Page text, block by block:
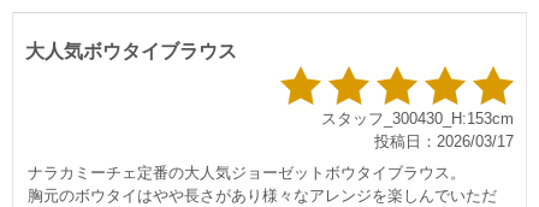
大人気ボウタイブラウス
スタッフ_300430_H:153cm
投稿日：2026/03/17
ナラカミーチェ定番の大人気ジョーゼットボウタイブラウス。
胸元のボウタイはやや長さがあり様々なアレンジを楽しんでいただ